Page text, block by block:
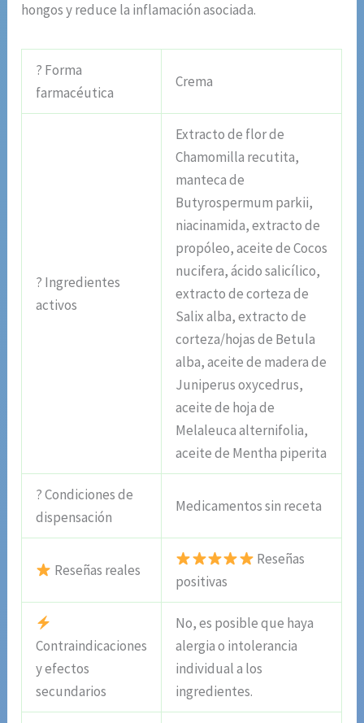
hongos y reduce la inflamación asociada.
? Forma
farmacéutica
Crema
? Ingredientes
activos
Extracto de flor de
Chamomilla recutita,
manteca de
Butyrospermum parkii,
niacinamida, extracto de
propóleo, aceite de Cocos
nucifera, ácido salicílico,
extracto de corteza de
Salix alba, extracto de
corteza/hojas de Betula
alba, aceite de madera de
Juniperus oxycedrus,
aceite de hoja de
Melaleuca alternifolia,
aceite de Mentha piperita
? Condiciones de
dispensación
Medicamentos sin receta
Reseñas reales
Reseñas
positivas
Contraindicaciones
y efectos
secundarios
No, es posible que haya
alergia o intolerancia
individual a los
ingredientes.